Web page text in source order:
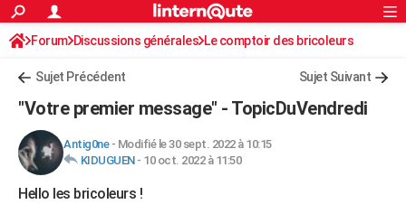
ACTUALITÉS
Politique
Société
Faits Divers
Education
Monde
Villes
+
FINANCE
Retraite
Impôts
Epargne
Immobilier
Risques naturels par ville
Banque
Assurance
Crédit
AUTO
Essais
Réserver un essai
Citadines
Berlines
SUV
Forum auto
+
Rechercher
S'inscrire
Connexion
Forum Discussions générales Le comptoir des bricoleurs
Sujet Précédent Sujet Suivant
"Votre premier message" - TopicDuVendredi
Antig0ne- Modifié le 30 sept. 2022 à 10:15
KIDUGUEN- 10 oct. 2022 à 11:50
Hello les bricoleurs !